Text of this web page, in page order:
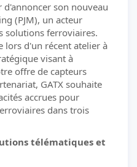
d'annoncer son nouveau
(PJM), un acteur
solutions ferroviaires.
lors d'un récent atelier à
visant à
offre de capteurs
GATX souhaite
accrues pour
dans trois
télématiques et